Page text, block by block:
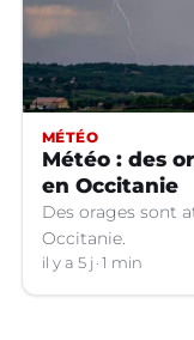
MÉTÉO
Météo : des
en Occitanie
Des orages sont
Occitanie.
il y a 5 j 1 min